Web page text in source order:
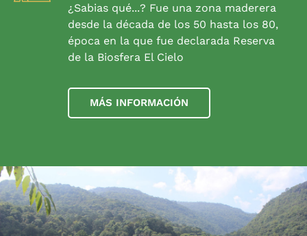
¿Sabias qué...? Fue una zona maderera
desde la década de los 50 hasta los 80,
época en la que fue declarada Reserva
de la Biosfera El Cielo
MÁS INFORMACIÓN